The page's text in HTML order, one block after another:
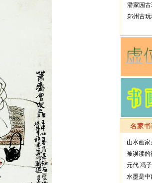
潘家园
郑州古
名家书
山水画
被误读的
元代 冯
水墨是中